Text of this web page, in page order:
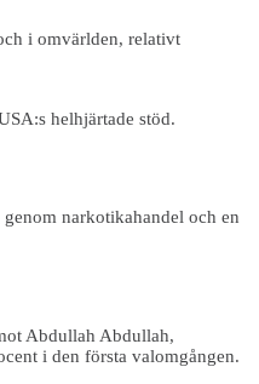
i omvärlden, relativt
helhjärtade stöd.
narkotikahandel och en
Abdullah Abdullah,
i den första valomgången.